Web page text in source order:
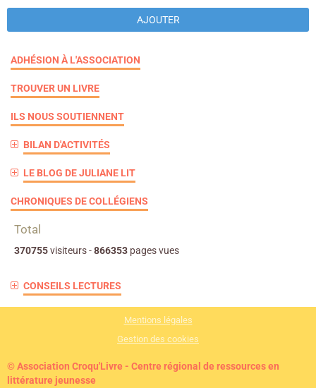
AJOUTER
ADHÉSION À L'ASSOCIATION
TROUVER UN LIVRE
ILS NOUS SOUTIENNENT
BILAN D'ACTIVITÉS
LE BLOG DE JULIANE LIT
CHRONIQUES DE COLLÉGIENS
Total
370755visiteurs -866353 pages vues
CONSEILS LECTURES
Mentions légales
Gestion des cookies
© Association Croqu'Livre - Centre régional de ressources en
littérature jeunesse